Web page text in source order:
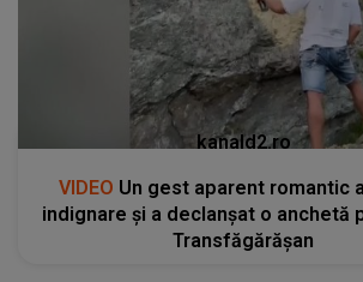
kanald2.ro
VIDEO Un gest aparent romantic
indignare și a declanșat o anchetă
Transfăgărășan